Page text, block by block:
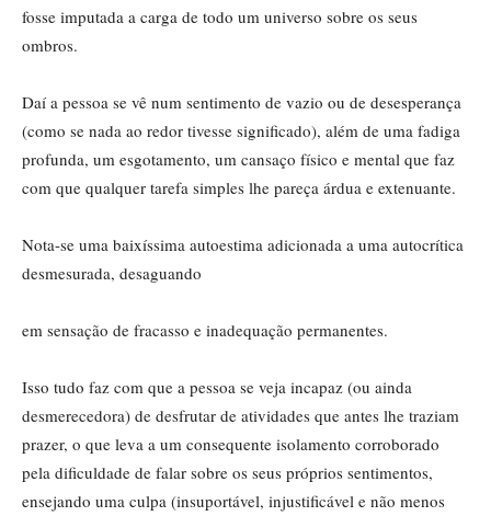
fosse imputada a carga de todo um universo sobre os seus
ombros.
Daí a pessoa se vê num sentimento de vazio ou de desesperança
(como se nada ao redor tivesse significado), além de uma fadiga
profunda, um esgotamento, um cansaço físico e mental que faz
com que qualquer tarefa simples lhe pareça árdua e extenuante.
Nota-se uma baixíssima autoestima adicionada a uma autocrítica
desmesurada, desaguando
em sensação de fracasso e inadequação permanentes.
Isso tudo faz com que a pessoa se veja incapaz (ou ainda
desmerecedora) de desfrutar de atividades que antes lhe traziam
prazer, o que leva a um consequente isolamento corroborado
pela dificuldade de falar sobre os seus próprios sentimentos,
ensejando uma culpa (insuportável, injustificável e não menos